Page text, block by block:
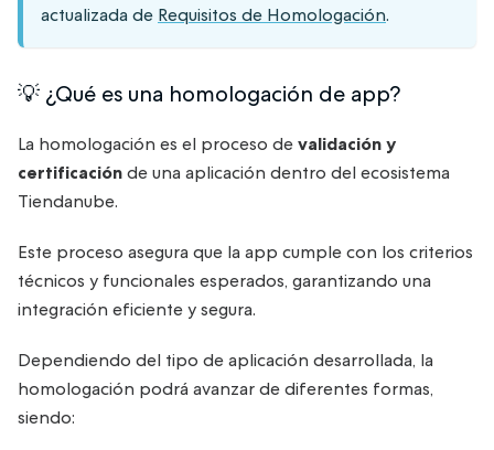
actualizada de Requisitos de Homologación.
💡 ¿Qué es una homologación de app?
La homologación es el proceso devalidación y
certificaciónde una aplicación dentro del ecosistema
Tiendanube.
Este proceso asegura que la app cumple con los criterios
técnicos y funcionales esperados, garantizando una
integración eficiente y segura.
Dependiendo del tipo de aplicación desarrollada, la
homologación podrá avanzar de diferentes formas,
siendo: